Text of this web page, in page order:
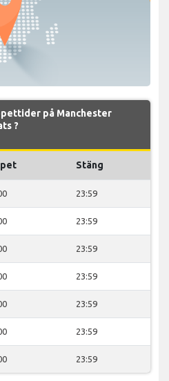
på Manchester
?
Stäng
23:59
23:59
23:59
23:59
23:59
23:59
23:59